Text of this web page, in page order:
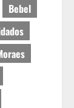
Bebel